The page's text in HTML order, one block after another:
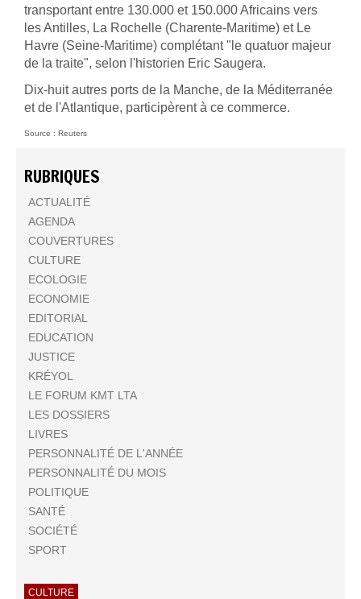
transportant entre 130.000 et 150.000 Africains vers
les Antilles, La Rochelle (Charente-Maritime) et Le
Havre (Seine-Maritime) complétant "le quatuor majeur
de la traite", selon l'historien Eric Saugera.
Dix-huit autres ports de la Manche, de la Méditerranée
et de l'Atlantique, participèrent à ce commerce.
Source : Reuters
RUBRIQUES
ACTUALITÉ
AGENDA
COUVERTURES
CULTURE
ECOLOGIE
ECONOMIE
EDITORIAL
EDUCATION
JUSTICE
KRÉYOL
LE FORUM KMT LTA
LES DOSSIERS
LIVRES
PERSONNALITÉ DE L'ANNÉE
PERSONNALITÉ DU MOIS
POLITIQUE
SANTÉ
SOCIÉTÉ
SPORT
CULTURE